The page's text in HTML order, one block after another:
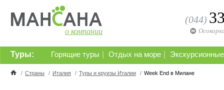
о компании
(044)
Горящие туры Отдых на море
Туры:
/ Страны / Италия / Туры и круизы Италии / Week End в Милане